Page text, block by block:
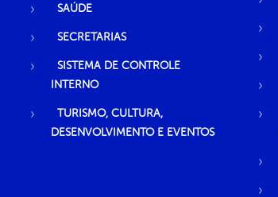
SAÚDE
SECRETARIAS
SISTEMA DE CONTROLE
INTERNO
TURISMO, CULTURA,
DESENVOLVIMENTO E EVENTOS